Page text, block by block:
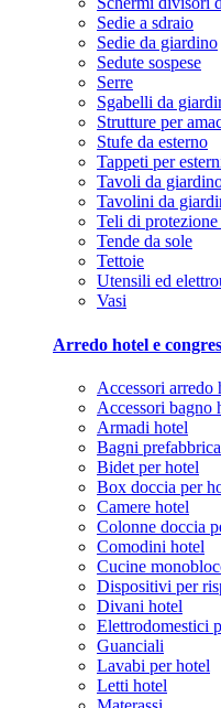
Sedie a sdraio
Sedie da giardino
Sedute sospese
Serre
Sgabelli da
Strutture per
Stufe da esterno
Tappeti per
Tavoli da
Tavolini da
Teli di protezione
Tende da sole
Tettoie
Utensili ed
Vasi
Arredo hotel e
Accessori arredo
Accessori bagno
Armadi hotel
Bagni
Bidet per hotel
Box doccia per
Camere hotel
Colonne doccia
Comodini hotel
Cucine
Dispositivi per
Divani hotel
Elettrodomestici
Guanciali
Lavabi per hotel
Letti hotel